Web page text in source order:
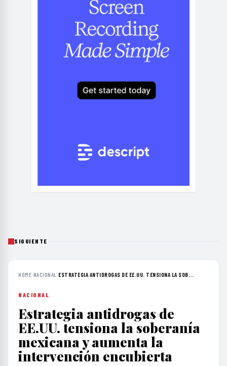
SIGUIENTE
HOME›NACIONAL ›ESTRATEGIA ANTIDROGAS DE EE.UU. TENSIONA LA SOB...
NACIONAL
Estrategia antidrogas de
EE.UU. tensiona la soberanía
mexicana y aumenta la
intervención encubierta